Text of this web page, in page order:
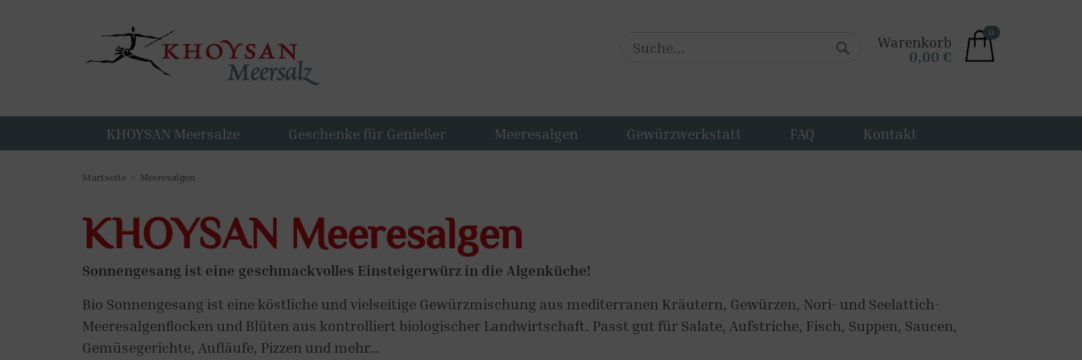
0
Warenkorb
0,00 €
KHOYSAN Meersalze Geschenke für Genießer Meeresalgen Gewürzwerkstatt FAQ Kontakt
Startseite Meeresalgen
KHOYSAN Meeresalgen
Sonnengesang ist eine geschmackvolles Einsteigerwürz in die Algenküche!
Bio Sonnengesang ist eine köstliche und vielseitige Gewürzmischung aus mediterranen Kräutern, Gewürzen, Nori- und Seelattich-
Meeresalgenﬂocken und Blüten aus kontrolliert biologischer Landwirtschaft. Passt gut für Salate, Aufstriche, Fisch, Suppen, Saucen,
Gemüsegerichte, Aufläufe, Pizzen und mehr…